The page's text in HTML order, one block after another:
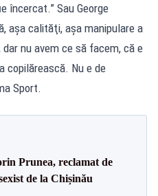
încercat.” Sau George
aşa calităţi, aşa manipulare a
nu avem ce să facem, că e
copilărească. Nu e de
Sport.
Prunea, reclamat de
de la Chișinău